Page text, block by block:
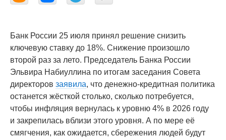
Банк России 25 июля принял решение снизить
ключевую ставку до 18%. Снижение произошло
второй раз за лето. Председатель Банка России
Эльвира Набиуллина по итогам заседания Совета
директоров заявила, что денежно-кредитная политика
останется жёсткой столько, сколько потребуется,
чтобы инфляция вернулась к уровню 4% в 2026 году
и закрепилась вблизи этого уровня. А по мере её
смягчения, как ожидается, сбережения людей будут